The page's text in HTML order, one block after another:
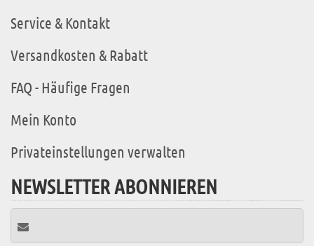
Service & Kontakt
Versandkosten & Rabatt
FAQ - Häufige Fragen
Mein Konto
Privateinstellungen verwalten
NEWSLETTER ABONNIEREN